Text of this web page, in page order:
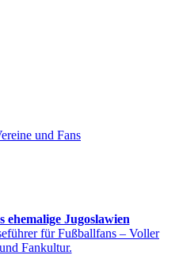
und Fans
Jugoslawien
für Fußballfans – Voller
Fankultur.